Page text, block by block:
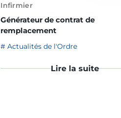
Infirmier
Générateur de contrat de
remplacement
Actualités de l'Ordre
Lire la suite